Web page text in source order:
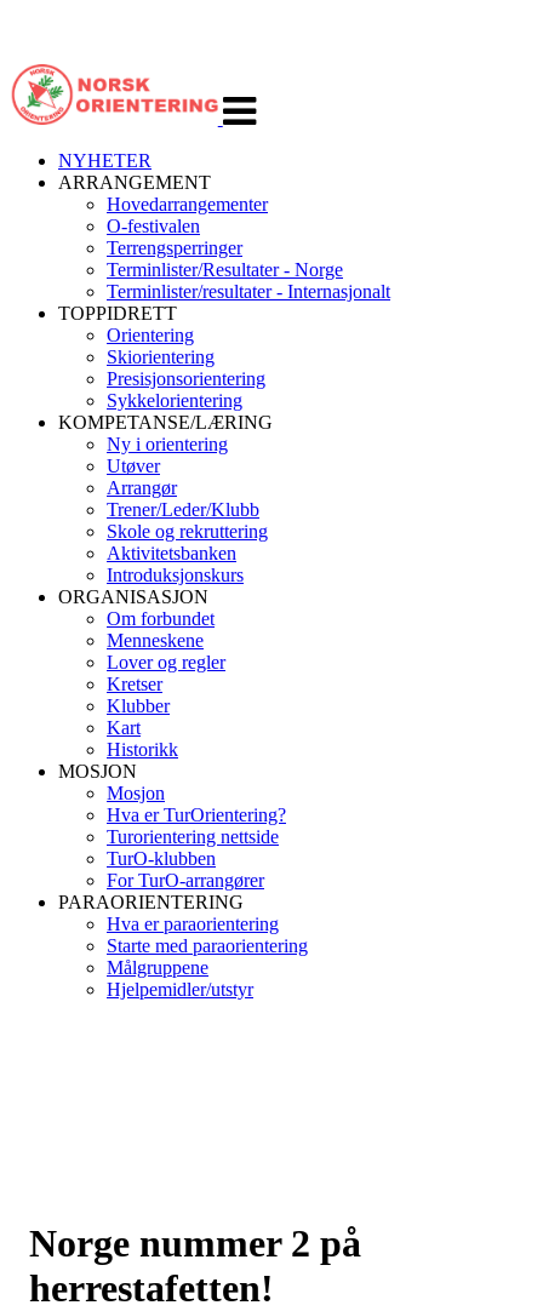
navigasjon
NYHETER
ARRANGEMENT
Hovedarrangementer
O-festivalen
Terrengsperringer
Terminlister/Resultater - Norge
Terminlister/resultater - Internasjonalt
TOPPIDRETT
Orientering
Skiorientering
Presisjonsorientering
Sykkelorientering
KOMPETANSE/LÆRING
Ny i orientering
Utøver
Arrangør
Trener/Leder/Klubb
Skole og rekruttering
Aktivitetsbanken
Introduksjonskurs
ORGANISASJON
Om forbundet
Menneskene
Lover og regler
Kretser
Klubber
Kart
Historikk
MOSJON
Mosjon
Hva er TurOrientering?
Turorientering nettside
TurO-klubben
For TurO-arrangører
PARAORIENTERING
Hva er paraorientering
Starte med paraorientering
Målgruppene
Hjelpemidler/utstyr
Norge nummer 2 på
herrestafetten!